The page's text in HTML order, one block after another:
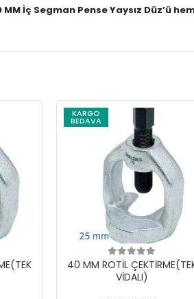
İç Segman Pense Yaysız Düz’ü
KARGO
BEDAVA
40 MM ROTİL
VİDALI)